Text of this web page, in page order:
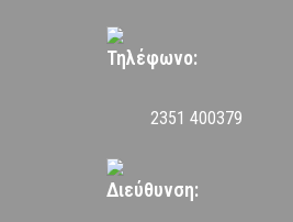
Τηλέφωνο:
2351 400379
Διεύθυνση: